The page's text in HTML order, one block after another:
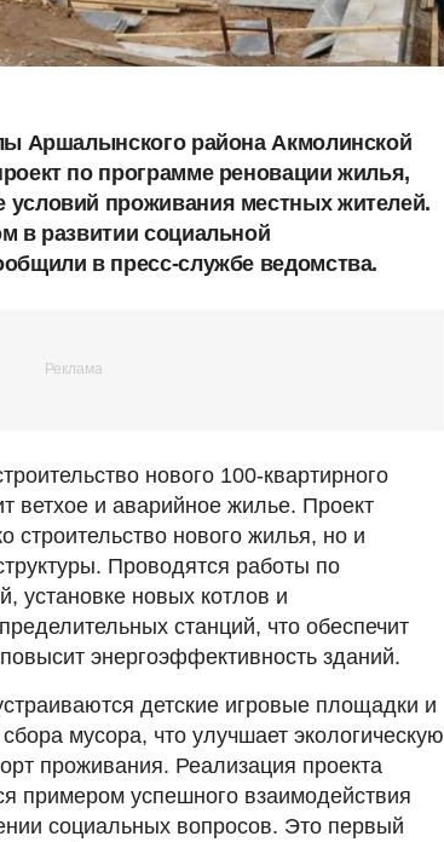
Аршалынского района Акмолинской
по программе реновации жилья,
условий проживания местных жителей.
в развитии социальной
в пресс-службе ведомства.
нового 100-квартирного
ветхое и аварийное жилье. Проект
строительство нового жилья, но и
Проводятся работы по
установке новых котлов и
станций, что обеспечит
энергоэффективность зданий.
детские игровые площадки и
мусора, что улучшает экологическую
проживания. Реализация проекта
примером успешного взаимодействия
социальных вопросов. Это первый